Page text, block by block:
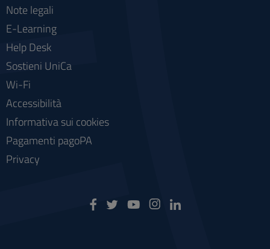
Note legali
E-Learning
Help Desk
Sostieni UniCa
Wi-Fi
Accessibilità
Informativa sui cookies
Pagamenti pagoPA
Privacy